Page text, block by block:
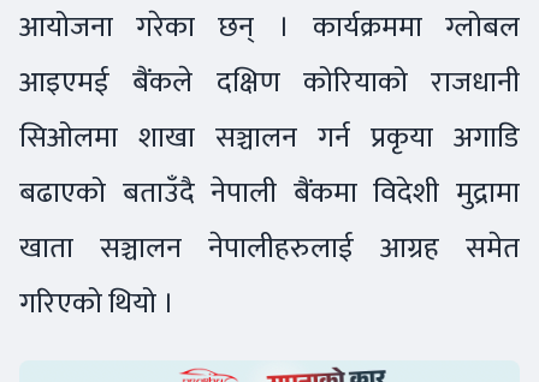
आयोजना गरेका छन् । कार्यक्रममा ग्लोबल
आइएमई बैंकले दक्षिण कोरियाको राजधानी
सिओलमा शाखा सञ्चालन गर्न प्रकृया अगाडि
बढाएको बताउँदै नेपाली बैंकमा विदेशी मुद्रामा
खाता सञ्चालन नेपालीहरुलाई आग्रह समेत
गरिएको थियो ।